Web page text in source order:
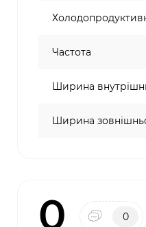
Частота
Ширина
Ширина
0 0